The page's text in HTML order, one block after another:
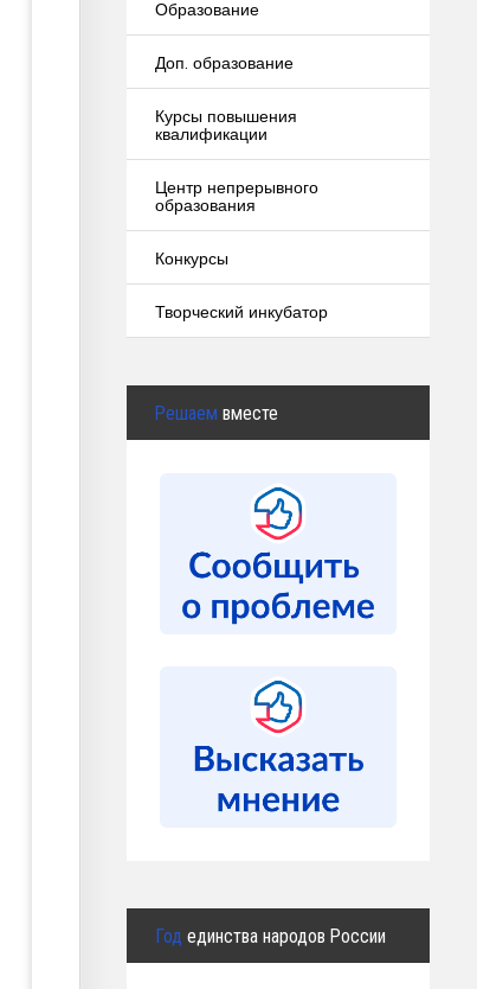
Образование
Доп. образование
Курсы повышения
квалификации
Центр непрерывного
образования
Конкурсы
Творческий инкубатор
Решаем вместе
Год единства народов России